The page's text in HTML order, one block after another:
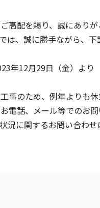
高配を賜り、誠にありが
は、誠に勝手ながら、
年12月29日（金）よ
事のため、例年よりも休
電話、メール等でのお
況に関するお問い合わせ